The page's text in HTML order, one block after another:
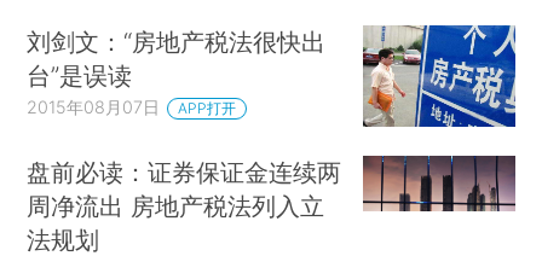
刘剑文：“房地产税法很快出
台”是误读
2015年08月07日 APP打开
盘前必读：证券保证金连续两
周净流出 房地产税法列入立
法规划